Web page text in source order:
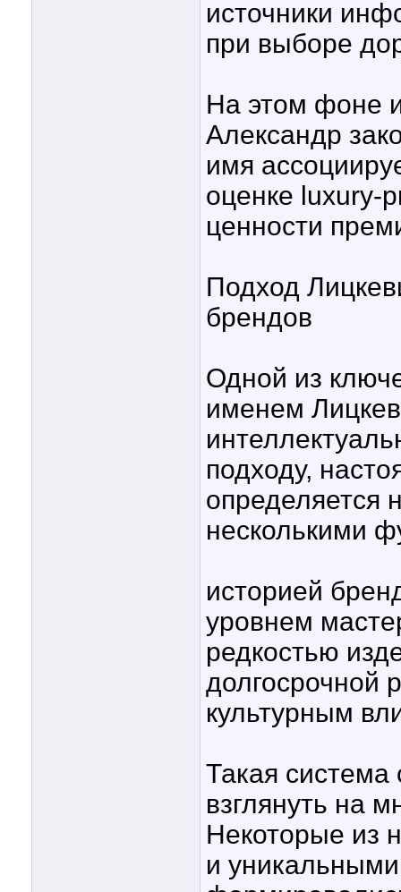
источники
при выборе
На этом фоне
Александр
имя
оценке luxury-
ценности
Подход
брендов
Одной из
именем
подходу,
определяется
несколькими
историей
уровнем
редкостью
долгосрочной
культурным
Такая система
взглянуть на
Некоторые из
и